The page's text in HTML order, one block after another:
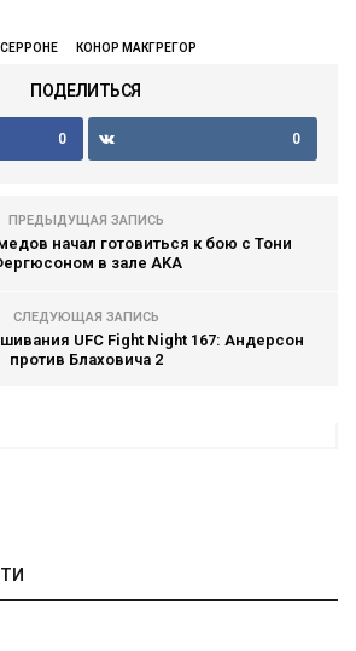
КОНОР МАКГРЕГОР
ПОДЕЛИТЬСЯ
0 0
ПРЕДЫДУЩАЯ ЗАПИСЬ
начал готовиться к бою с Тони
в зале AKA
СЛЕДУЮЩАЯ ЗАПИСЬ
UFC Fight Night 167: Андерсон
против Блаховича 2